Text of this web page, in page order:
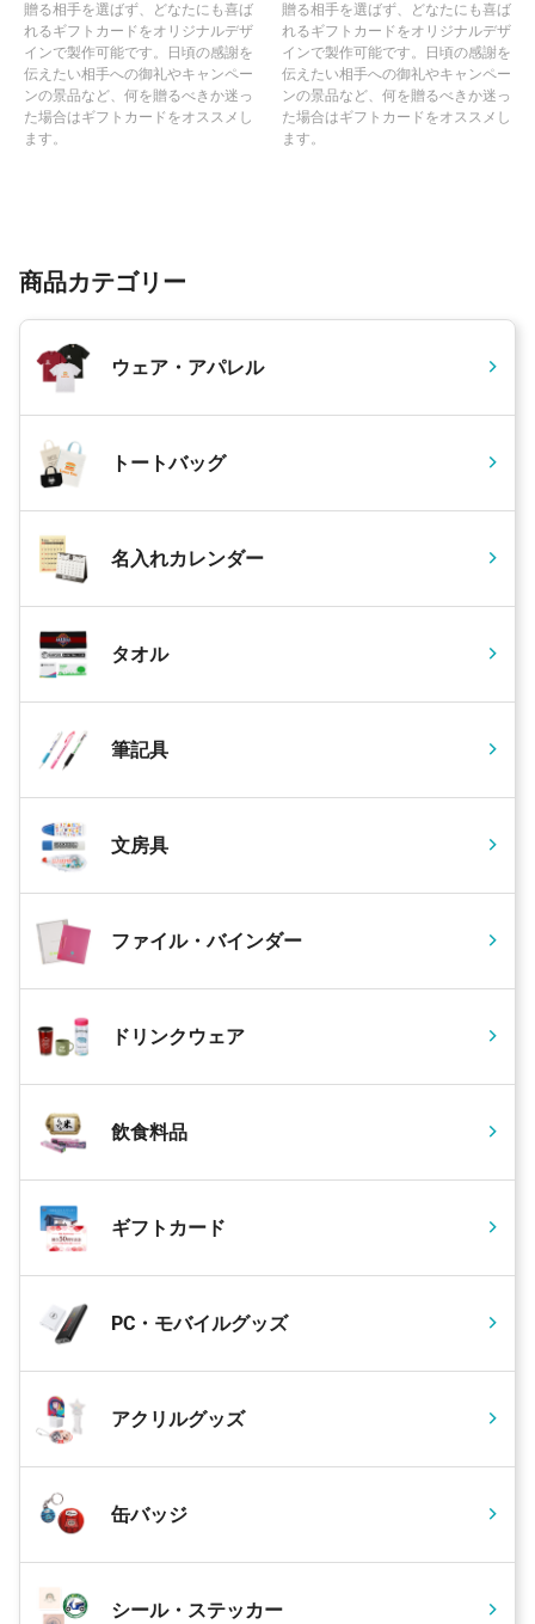
贈る相手を選ばず、どなたにも喜ば
れるギフトカードをオリジナルデザ
インで製作可能です。日頃の感謝を
伝えたい相手への御礼やキャンペー
ンの景品など、何を贈るべきか迷っ
た場合はギフトカードをオススメし
ます。
贈る相手を選ばず、どなたにも喜ば
れるギフトカードをオリジナルデザ
インで製作可能です。日頃の感謝を
伝えたい相手への御礼やキャンペー
ンの景品など、何を贈るべきか迷っ
た場合はギフトカードをオススメし
ます。
商品カテゴリー
ウェア・アパレル
トートバッグ
名入れカレンダー
タオル
筆記具
文房具
ファイル・バインダー
ドリンクウェア
飲食料品
ギフトカード
PC・モバイルグッズ
アクリルグッズ
缶バッジ
シール・ステッカー